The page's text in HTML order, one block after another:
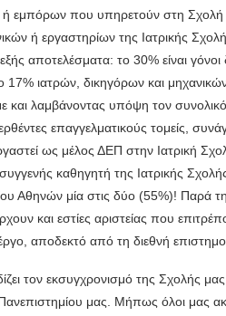
ή εμπόρων που υπηρετούν στη
ή εργαστηρίων της Ιατρικής
αποτελέσματα: το 30% είναι
ιατρών, δικηγόρων και
λαμβάνοντας υπόψη τον
επαγγελματικούς τομείς,
ως μέλος ΔΕΠ στην Ιατρική
καθηγητή της Ιατρικής
Αθηνών μία στις δύο (55%)! Παρά
και εστίες αριστείας που
αποδεκτό από τη διεθνή
τον εκσυγχρονισμό της Σχολής
μας. Μήπως όλοι μας